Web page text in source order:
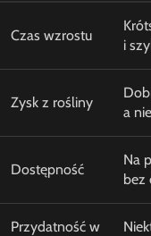
Czas wzrostu
i
Zysk z rośliny
a
Dostępność
Na
bez
Przydatność w